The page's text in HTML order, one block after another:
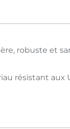
robuste et
résistant aux